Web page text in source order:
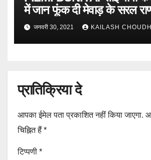
में जान फूंक दी मेवाड़ के सरल
जनवरी 30, 2021 KAILASH
प्रातिक्रिया दे
आपका ईमेल पता प्रकाशित नहीं किया जाएगा.
चिह्नित हैं *
टिप्पणी *